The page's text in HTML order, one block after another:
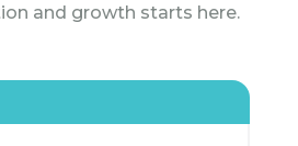
and growth starts here.